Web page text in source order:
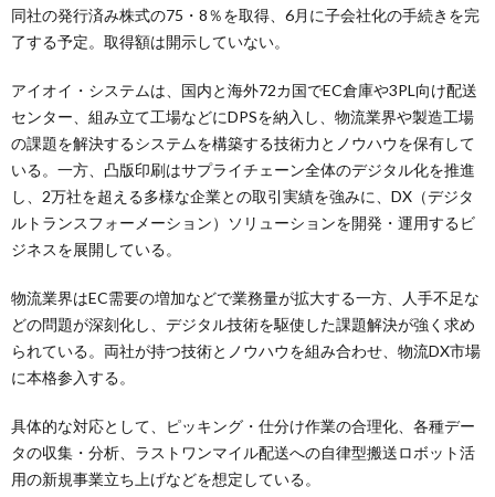
同社の発行済み株式の75・8％を取得、6月に子会社化の手続きを完
了する予定。取得額は開示していない。
アイオイ・システムは、国内と海外72カ国でEC倉庫や3PL向け配送
センター、組み立て工場などにDPSを納入し、物流業界や製造工場
の課題を解決するシステムを構築する技術力とノウハウを保有して
いる。一方、凸版印刷はサプライチェーン全体のデジタル化を推進
し、2万社を超える多様な企業との取引実績を強みに、DX（デジタ
ルトランスフォーメーション）ソリューションを開発・運用するビ
ジネスを展開している。
物流業界はEC需要の増加などで業務量が拡大する一方、人手不足な
どの問題が深刻化し、デジタル技術を駆使した課題解決が強く求め
られている。両社が持つ技術とノウハウを組み合わせ、物流DX市場
に本格参入する。
具体的な対応として、ピッキング・仕分け作業の合理化、各種デー
タの収集・分析、ラストワンマイル配送への自律型搬送ロボット活
用の新規事業立ち上げなどを想定している。